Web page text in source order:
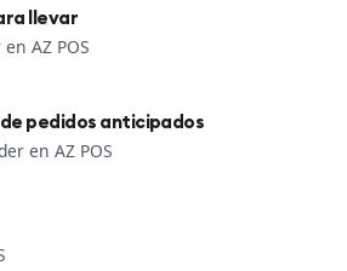
llevar
AZ POS
pedidos anticipados
en AZ POS